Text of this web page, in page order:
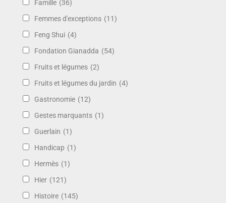
Famille (36)
Femmes d'exceptions (11)
Feng Shui (4)
Fondation Gianadda (54)
Fruits et légumes (2)
Fruits et légumes du jardin (4)
Gastronomie (12)
Gestes marquants (1)
Guerlain (1)
Handicap (1)
Hermès (1)
Hier (121)
Histoire (145)